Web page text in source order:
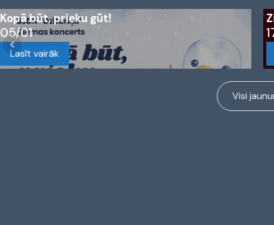
Kopā būt, prieku gūt!
05/01
Lasīt vairāk
Visi